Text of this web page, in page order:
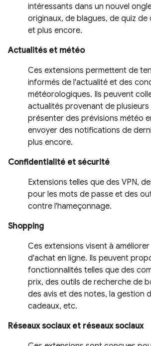
intéressants dans un nouvel
originaux, de blagues, de quiz de
et plus encore.
Actualités et météo
Ces extensions permettent de
informés de l'actualité et des
météorologiques. Ils peuvent
actualités provenant de plusieurs
présenter des prévisions météo
envoyer des notifications de
plus encore.
Confidentialité et sécurité
Extensions telles que des VPN,
pour les mots de passe et des
contre l'hameçonnage.
Shopping
Ces extensions visent à
d'achat en ligne. Ils peuvent
fonctionnalités telles que des
prix, des outils de recherche de
des avis et des notes, la gestion
cadeaux, etc.
Réseaux sociaux et réseaux sociaux